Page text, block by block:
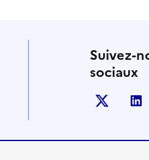
Suivez-
sociaux
Twitter
- nouvelle
-